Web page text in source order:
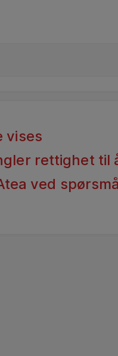
vises
rettighet til
ved